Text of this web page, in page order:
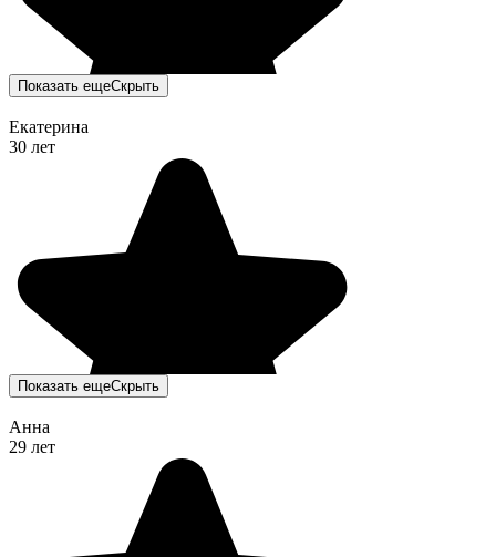
Показать ещеСкрыть
Екатерина
30 лет
Показать ещеСкрыть
Анна
29 лет